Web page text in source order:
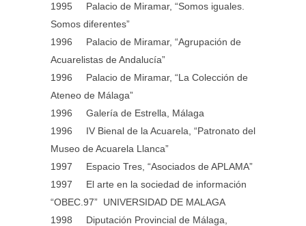
1995 Palacio de Miramar, “Somos iguales.
Somos diferentes”
1996 Palacio de Miramar, “Agrupación de
Acuarelistas de Andalucía”
1996 Palacio de Miramar, “La Colección de
Ateneo de Málaga”
1996 Galería de Estrella, Málaga
1996 IV Bienal de la Acuarela, “Patronato del
Museo de Acuarela Llanca”
1997 Espacio Tres, “Asociados de APLAMA”
1997 El arte en la sociedad de información
“OBEC.97” UNIVERSIDAD DE MALAGA
1998 Diputación Provincial de Málaga,